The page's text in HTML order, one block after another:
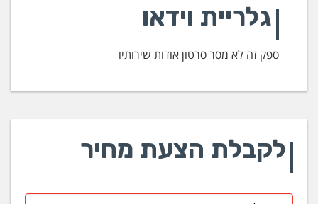
גלריית וידאו
ספק זה לא מסר סרטון אודות שירותיו
לקבלת הצעת מחיר